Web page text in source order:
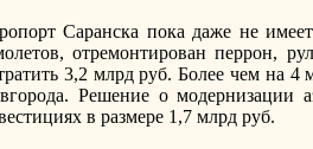
Саранска пока даже не
отремонтирован перрон,
3,2 млрд руб. Более чем на 4
Решение о модернизации
в размере 1,7 млрд руб.